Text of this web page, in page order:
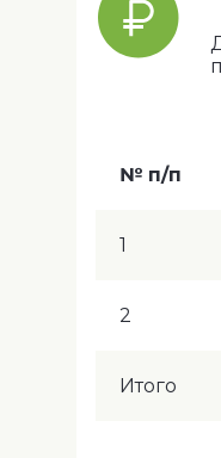
№ п/п
1
2
Итого